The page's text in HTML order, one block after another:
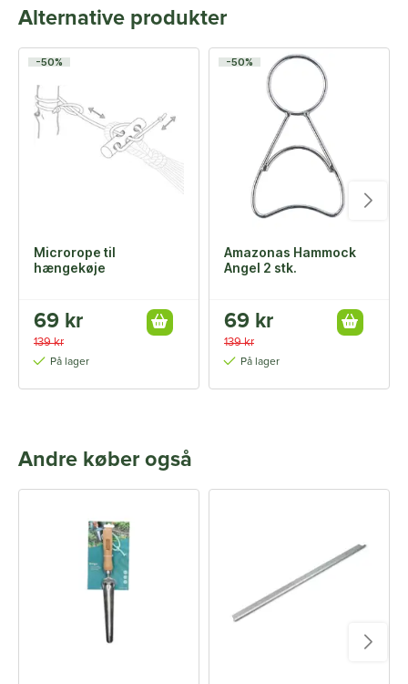
Alternative produkter
-50%
Microrope til
hængekøje
69 kr
139 kr
På lager
-50%
Amazonas Hammock
Angel 2 stk.
69 kr
139 kr
På lager
Andre køber også